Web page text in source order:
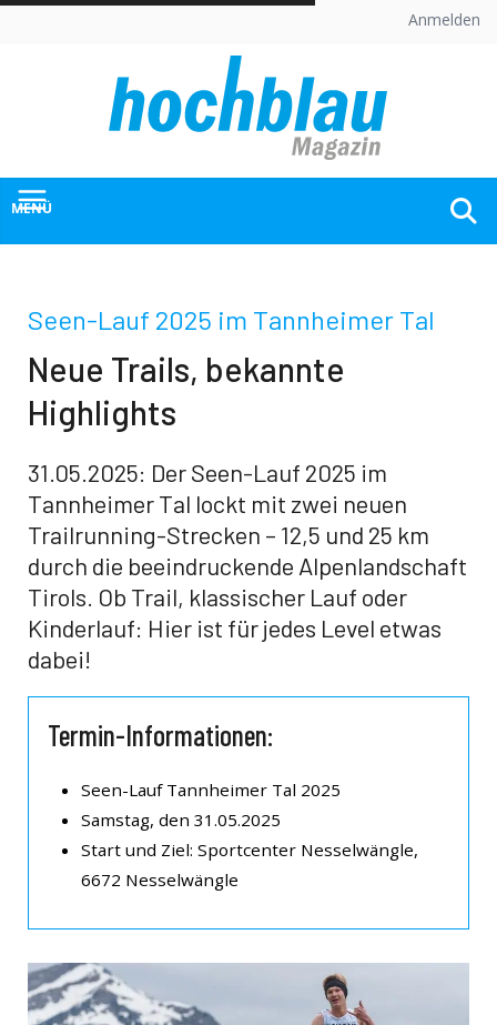
Skip
Anmelden
MENÜ
Seen-Lauf 2025 im Tannheimer Tal
Neue Trails, bekannte
Highlights
31.05.2025: Der Seen-Lauf 2025 im
Tannheimer Tal lockt mit zwei neuen
Trailrunning-Strecken – 12,5 und 25 km
durch die beeindruckende Alpenlandschaft
Tirols. Ob Trail, klassischer Lauf oder
Kinderlauf: Hier ist für jedes Level etwas
dabei!
Termin-Informationen:
Seen-Lauf Tannheimer Tal 2025
Samstag, den 31.05.2025
Start und Ziel: Sportcenter Nesselwängle,
6672 Nesselwängle